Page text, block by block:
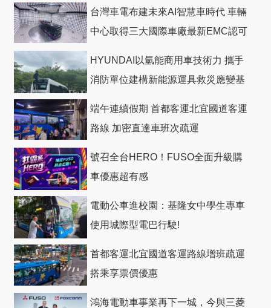
台灣車電布建未來AI智慧車時代 車輛
中心取得三大國際車廠最新EMC認可
HYUNDAI以氫能商用車技術力 攜手
消防單位建構新能源運具救災應變基
端午連續假期 首都客運北宜國道客運
路線 加密直達車班次疏運
號召全台HERO！FUSO全面升級購
車優惠超有感
電動公車進校園：基隆女中學生專車
使用城際型電巴行駛!
首都客運北宜國道客運路線增班疏運
搭乘享票價優惠
鴻海電動車事業再下一城，今與三菱